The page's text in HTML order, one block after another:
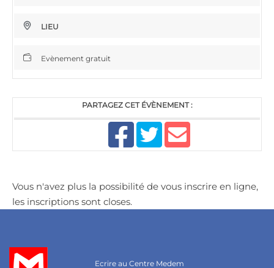
LIEU
Evènement gratuit
PARTAGEZ CET ÉVÈNEMENT :
Vous n'avez plus la possibilité de vous inscrire en ligne,
les inscriptions sont closes.
Ecrire au Centre Medem